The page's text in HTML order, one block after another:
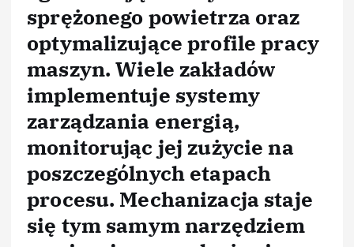
sprężonego powietrza oraz
optymalizujące profile pracy
maszyn. Wiele zakładów
implementuje systemy
zarządzania energią,
monitorując jej zużycie na
poszczególnych etapach
procesu. Mechanizacja staje
się tym samym narzędziem